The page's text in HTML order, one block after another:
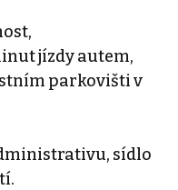
jízdy autem,
parkovišti v
sídlo